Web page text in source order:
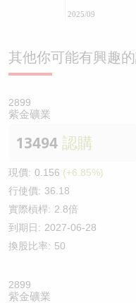
2025/09
其他你可能有興趣
2899
紫金礦業
13494 認購
現價: 0.156 (+6.85%)
行使價: 36.18
實際槓桿: 2.8倍
到期日: 2027-06-28
換股比率: 50
2899
紫金礦業